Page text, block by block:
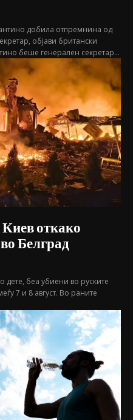
добила отпремнина од
објави британски
беше генерален секретар...
откако
Белград
дете, беа убиени во руските
7 и 8 август. Во раните